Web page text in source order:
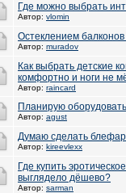
Где можно выбрать
Автор: vlomin
Остеклением
Автор: muradov
Как выбрать детские
комфортно и ноги не
Автор: raincard
Планирую
Автор: agust
Думаю сделать
Автор: kireevlexx
Где купить
выглядело дёшево?
Автор: sarman